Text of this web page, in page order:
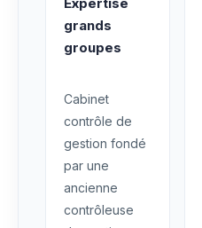
grands
groupes
Cabinet
contrôle de
gestion fondé
par une
ancienne
contrôleuse